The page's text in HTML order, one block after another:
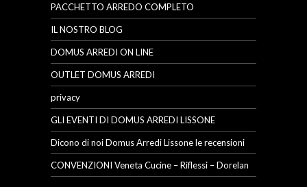
PACCHETTO ARREDO COMPLETO
IL NOSTRO BLOG
DOMUS ARREDI ON LINE
OUTLET DOMUS ARREDI
privacy
GLI EVENTI DI DOMUS ARREDI LISSONE
Dicono di noi Domus Arredi Lissone le recensioni
CONVENZIONI Veneta Cucine – Riflessi – Dorelan